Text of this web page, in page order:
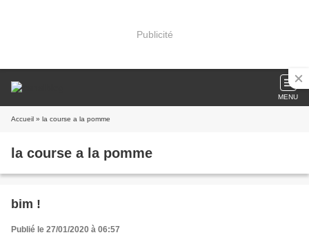
Publicité
MENU
Accueil » la course a la pomme
la course a la pomme
bim !
Publié le 27/01/2020 à 06:57